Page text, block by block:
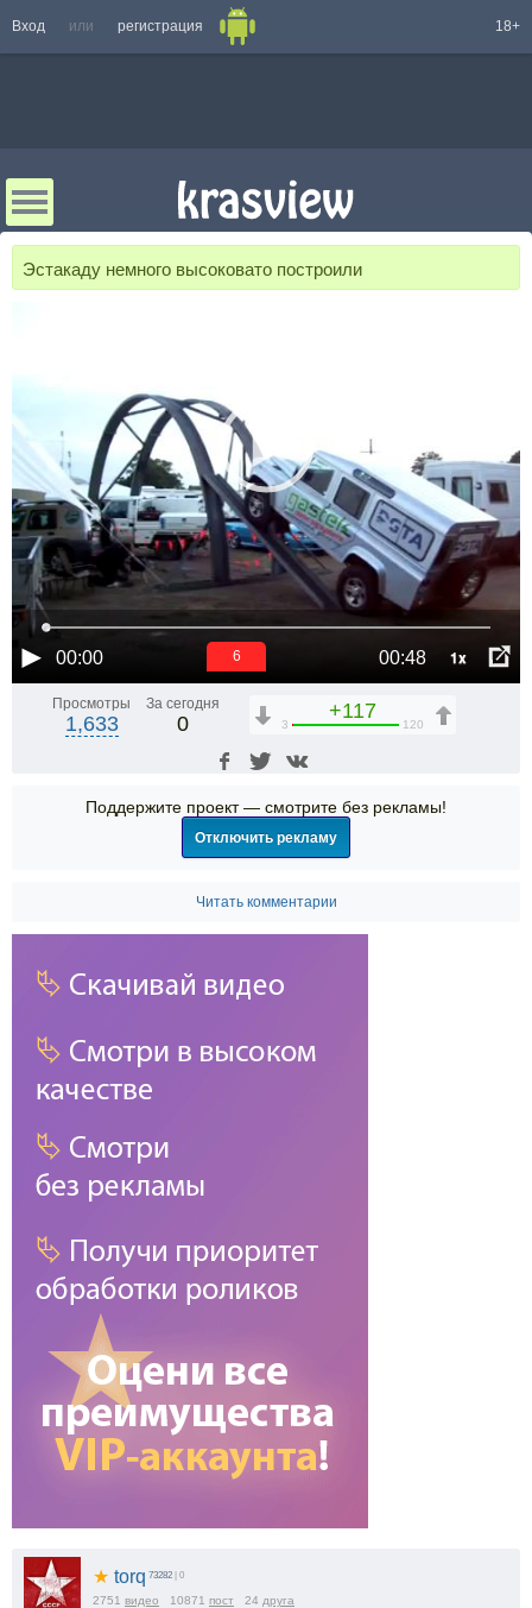
Вход или регистрация 18+
Эстакаду немного высоковато построили
00:00 00:48 1x
6
Просмотры
1,633
За сегодня
0
+117
3 120
Поддержите проект — смотрите без рекламы!
Отключить рекламу
Читать комментарии
★ torq 73282 | 0
2751 видео 10871 пост 24 друга